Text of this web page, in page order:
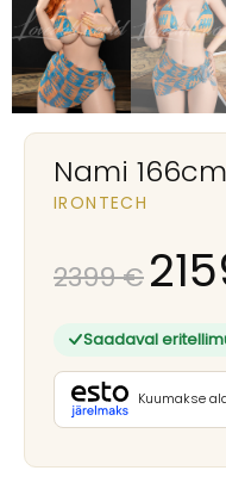
Nami 166cm
IRONTECH
2399€
Saadaval
Kuumakse